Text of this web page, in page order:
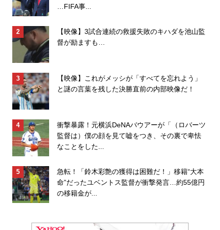
…FIFA事...
【映像】3試合連続の救援失敗のキハダを池山監
督が励ますも…
【映像】これがメッシが「すべてを忘れよう」
と謎の言葉を残した決勝直前の内部映像だ！
衝撃暴露！元横浜DeNAバウアーが「（ロバーツ
監督は）僕の顔を見て嘘をつき、その裏で卑怯
なことをした...
急転！「鈴木彩艶の獲得は困難だ！」移籍“大本
命”だったユベントス監督が衝撃発言…約55億円
の移籍金が...